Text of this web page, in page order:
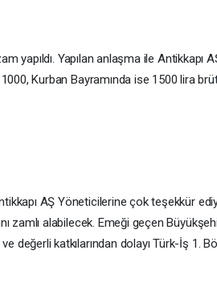
yapıldı. Yapılan anlaşma ile Antikkapı
Kurban Bayramında ise 1500 lira
AŞ Yöneticilerine çok teşekkür
zamlı alabilecek. Emeği geçen
değerli katkılarından dolayı Türk-İş 1.